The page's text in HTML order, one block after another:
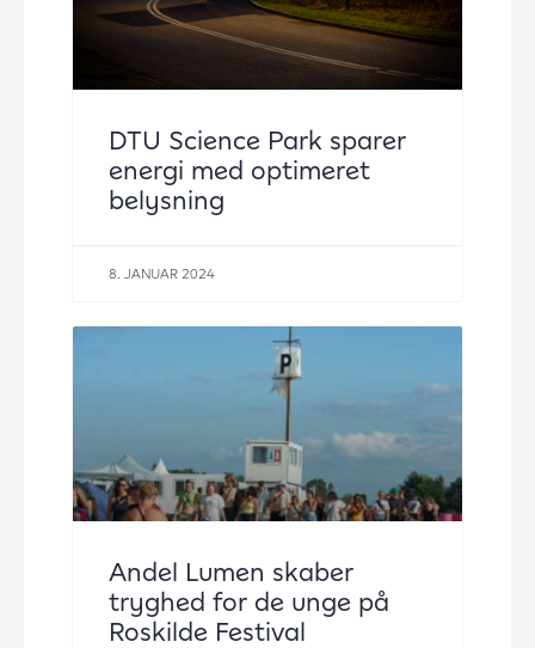
DTU Science Park sparer
energi med optimeret
belysning
8. JANUAR 2024
Andel Lumen skaber
tryghed for de unge på
Roskilde Festival